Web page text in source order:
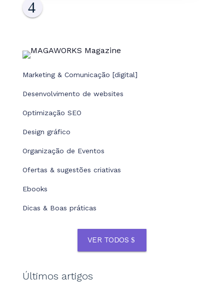
Marketing & Comunicação [digital]
Desenvolvimento de websites
Optimização SEO
Design gráfico
Organização de Eventos
Ofertas & sugestões criativas
Ebooks
Dicas & Boas práticas
VER TODOS
Últimos artigos